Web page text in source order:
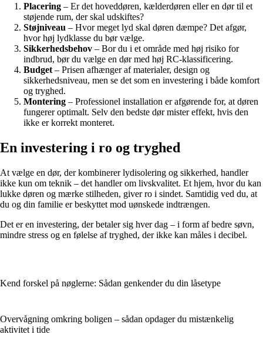
Placering – Er det hoveddøren, kælderdøren eller en dør til et
støjende rum, der skal udskiftes?
Støjniveau – Hvor meget lyd skal døren dæmpe? Det afgør,
hvor høj lydklasse du bør vælge.
Sikkerhedsbehov – Bor du i et område med høj risiko for
indbrud, bør du vælge en dør med høj RC-klassificering.
Budget – Prisen afhænger af materialer, design og
sikkerhedsniveau, men se det som en investering i både komfort
og tryghed.
Montering – Professionel installation er afgørende for, at døren
fungerer optimalt. Selv den bedste dør mister effekt, hvis den
ikke er korrekt monteret.
En investering i ro og tryghed
At vælge en dør, der kombinerer lydisolering og sikkerhed, handler
ikke kun om teknik – det handler om livskvalitet. Et hjem, hvor du kan
lukke døren og mærke stilheden, giver ro i sindet. Samtidig ved du, at
du og din familie er beskyttet mod uønskede indtrængen.
Det er en investering, der betaler sig hver dag – i form af bedre søvn,
mindre stress og en følelse af tryghed, der ikke kan måles i decibel.
Kend forskel på nøglerne: Sådan genkender du din låsetype
Overvågning omkring boligen – sådan opdager du mistænkelig
aktivitet i tide